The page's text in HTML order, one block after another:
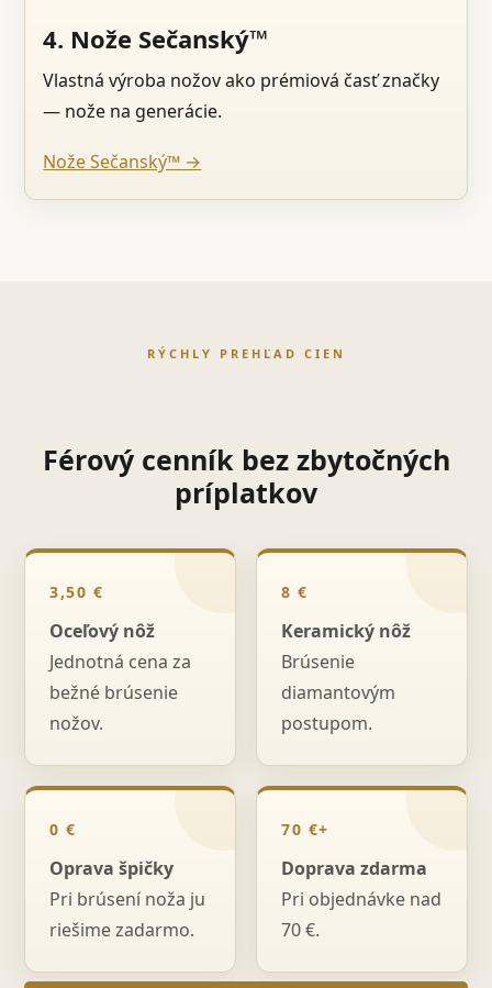
4. Nože Sečanský™
Vlastná výroba nožov ako prémiová časť značky
— nože na generácie.
Nože Sečanský™ →
RÝCHLY PREHĽAD CIEN
Férový cenník bez zbytočných
príplatkov
3,50 €
Oceľový nôž
Jednotná cena za
bežné brúsenie
nožov.
8 €
Keramický nôž
Brúsenie
diamantovým
postupom.
0 €
Oprava špičky
Pri brúsení noža ju
riešime zadarmo.
70 €+
Doprava zdarma
Pri objednávke nad
70 €.